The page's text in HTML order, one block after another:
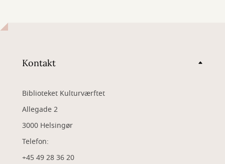
Kontakt
Biblioteket Kulturværftet
Allegade 2
3000 Helsingør
Telefon:
+45 49 28 36 20